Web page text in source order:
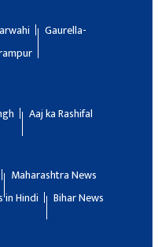
Gaurella-
Aaj ka Rashifal
Maharashtra News
in Hindi
Bihar News